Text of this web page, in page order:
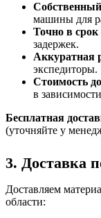
машины для
Точно в срок
задержек.
Аккуратная
экспедиторы.
Стоимость
в
Бесплатная
(уточняйте у
3. Доставка
Доставляем
области: